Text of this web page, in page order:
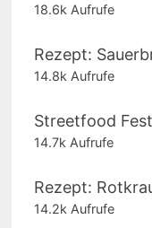
18.6k Aufrufe
Rezept:
14.8k Aufrufe
Streetfood
14.7k Aufrufe
Rezept:
14.2k Aufrufe